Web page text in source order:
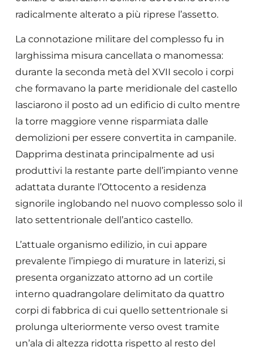
radicalmente alterato a più riprese l’assetto.
La connotazione militare del complesso fu in
larghissima misura cancellata o manomessa:
durante la seconda metà del XVII secolo i corpi
che formavano la parte meridionale del castello
lasciarono il posto ad un edificio di culto mentre
la torre maggiore venne risparmiata dalle
demolizioni per essere convertita in campanile.
Dapprima destinata principalmente ad usi
produttivi la restante parte dell’impianto venne
adattata durante l’Ottocento a residenza
signorile inglobando nel nuovo complesso solo il
lato settentrionale dell’antico castello.
L’attuale organismo edilizio, in cui appare
prevalente l’impiego di murature in laterizi, si
presenta organizzato attorno ad un cortile
interno quadrangolare delimitato da quattro
corpi di fabbrica di cui quello settentrionale si
prolunga ulteriormente verso ovest tramite
un’ala di altezza ridotta rispetto al resto del